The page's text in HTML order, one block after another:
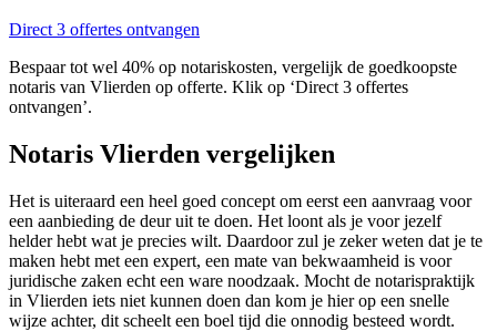
Direct 3 offertes ontvangen
Bespaar tot wel 40% op notariskosten, vergelijk de goedkoopste
notaris van Vlierden op offerte. Klik op ‘Direct 3 offertes
ontvangen’.
Notaris Vlierden vergelijken
Het is uiteraard een heel goed concept om eerst een aanvraag voor
een aanbieding de deur uit te doen. Het loont als je voor jezelf
helder hebt wat je precies wilt. Daardoor zul je zeker weten dat je te
maken hebt met een expert, een mate van bekwaamheid is voor
juridische zaken echt een ware noodzaak. Mocht de notarispraktijk
in Vlierden iets niet kunnen doen dan kom je hier op een snelle
wijze achter, dit scheelt een boel tijd die onnodig besteed wordt.